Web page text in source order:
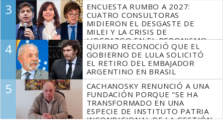
3
ENCUESTA RUMBO A 2027:
CUATRO CONSULTORAS
MIDIERON EL DESGASTE DE
MILEI Y LA CRISIS DE
LIDERAZGO EN EL PERONISMO
4
QUIRNO RECONOCIÓ QUE EL
GOBIERNO DE LULA SOLICITÓ
EL RETIRO DEL EMBAJADOR
ARGENTINO EN BRASIL
5
CACHANOSKY RENUNCIÓ A UNA
FUNDACIÓN PORQUE "SE HA
TRANSFORMADO EN UNA
ESPECIE DE INSTITUTO PATRIA
INCONDICIONAL DE LA GESTIÓN